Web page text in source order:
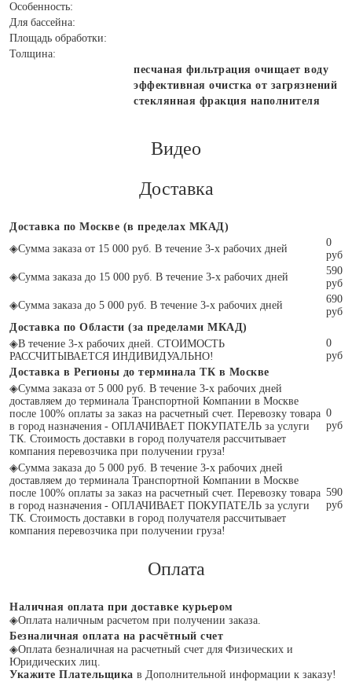
Особенность:
Для бассейна:
Площадь обработки:
Толщина:
песчаная фильтрация очищает воду
эффективная очистка от загрязнений
стеклянная фракция наполнителя
Видео
Доставка
Доставка по Москве (в пределах МКАД)
◈Сумма заказа от 15 000 руб. В течение 3-х рабочих дней
0
руб
◈Сумма заказа до 15 000 руб. В течение 3-х рабочих дней
590
руб
◈Сумма заказа до 5 000 руб. В течение 3-х рабочих дней
690
руб
Доставка по Области (за пределами МКАД)
◈В течение 3-х рабочих дней. СТОИМОСТЬ
РАССЧИТЫВАЕТСЯ ИНДИВИДУАЛЬНО!
0
руб
Доставка в Регионы до терминала ТК в Москве
◈Сумма заказа от 5 000 руб. В течение 3-х рабочих дней
доставляем до терминала Транспортной Компании в Москве
после 100% оплаты за заказ на расчетный счет. Перевозку товара
в город назначения - ОПЛАЧИВАЕТ ПОКУПАТЕЛЬ за услуги
ТК. Стоимость доставки в город получателя рассчитывает
компания перевозчика при получении груза!
0
руб
◈Сумма заказа до 5 000 руб. В течение 3-х рабочих дней
доставляем до терминала Транспортной Компании в Москве
после 100% оплаты за заказ на расчетный счет. Перевозку товара
в город назначения - ОПЛАЧИВАЕТ ПОКУПАТЕЛЬ за услуги
ТК. Стоимость доставки в город получателя рассчитывает
компания перевозчика при получении груза!
590
руб
Оплата
Наличная оплата при доставке курьером
◈Оплата наличным расчетом при получении заказа.
Безналичная оплата на расчётный счет
◈Оплата безналичная на расчетный счет для Физических и
Юридических лиц.
Укажите Плательщика в Дополнительной информации к заказу!